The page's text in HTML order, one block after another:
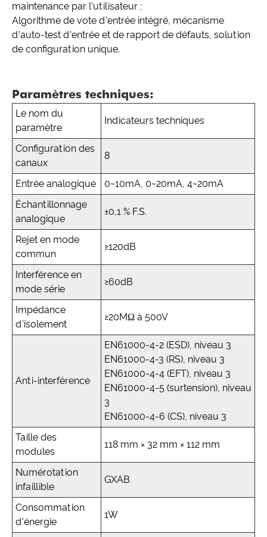
maintenance par l'utilisateur ;
Algorithme de vote d'entrée intégré, mécanisme
d'auto-test d'entrée et de rapport de défauts, solution
de configuration unique.
Paramètres techniques:
Le nom du
paramètre
Indicateurs techniques
Configuration des
canaux
8
Entrée analogique
0~10mA, 0~20mA, 4~20mA
Échantillonnage
analogique
±0,1 % F.S.
Rejet en mode
commun
≥120dB
Interférence en
mode série
≥60dB
Impédance
d'isolement
≥20MΩ à 500V
Anti-interférence
EN61000-4-2 (ESD), niveau 3
EN61000-4-3 (RS), niveau 3
EN61000-4-4 (EFT), niveau 3
EN61000-4-5 (surtension), niveau
3
EN61000-4-6 (CS), niveau 3
Taille des
modules
118 mm × 32 mm × 112 mm
Numérotation
infaillible
GXAB
Consommation
d'énergie
1W